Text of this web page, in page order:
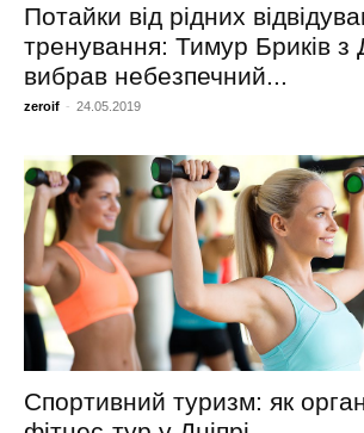
Потайки від рідних
тренування: Тимур Бриків з
вибрав небезпечний...
zeroif - 24.05.2019
Спортивний туризм: як